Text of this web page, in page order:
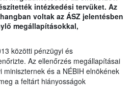
intézkedési tervüket. Az
voltak az ÁSZ jelentésben
megállapításokkal,
közötti pénzügyi és
Az ellenőrzés megállapításai
miniszternek és a NÉBIH elnökének
a feltárt hiányosságok